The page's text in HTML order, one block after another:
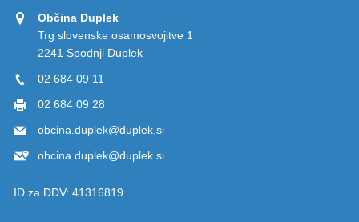
Občina Duplek
Trg slovenske osamosvojitve 1
2241 Spodnji Duplek
02 684 09 11
02 684 09 28
obcina.duplek@duplek.si
obcina.duplek@duplek.si
ID za DDV: 41316819